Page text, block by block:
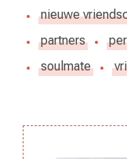
nieuwe
partners
soulmate